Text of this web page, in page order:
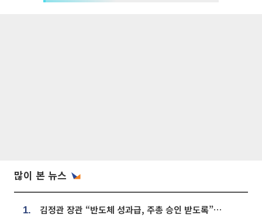
많이 본 뉴스
1. 김정관 장관 “반도체 성과급, 주총 승인 받도록”…상법·자본시장법 개정 시사